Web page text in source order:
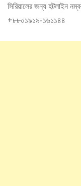
সিরিয়ালের জন্য
+৮৮০১৯১৯-১৬১১৪৪